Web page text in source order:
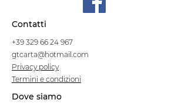
Contatti
+39 329 66 24 967
gtcarta@hotmail.com
Privacy policy
Termini e condizioni
Dove siamo